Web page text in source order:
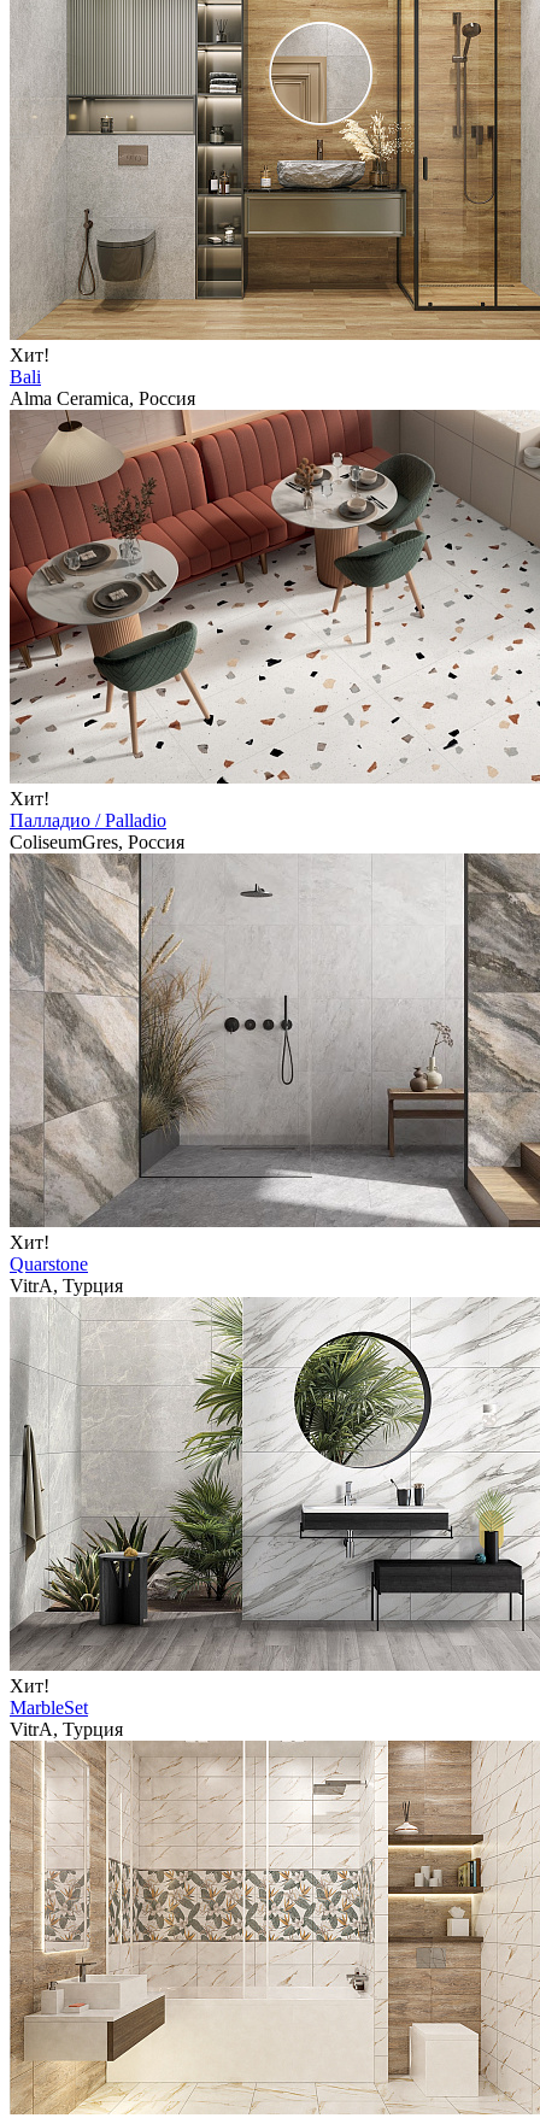
Хит!
Bali
Alma Ceramica, Россия
Хит!
Палладио / Palladio
ColiseumGres, Россия
Хит!
Quarstone
VitrA, Турция
Хит!
MarbleSet
VitrA, Турция